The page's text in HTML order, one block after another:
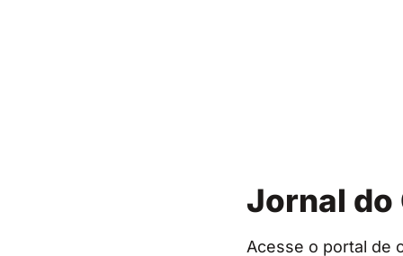
Jornal do
Acesse o portal de